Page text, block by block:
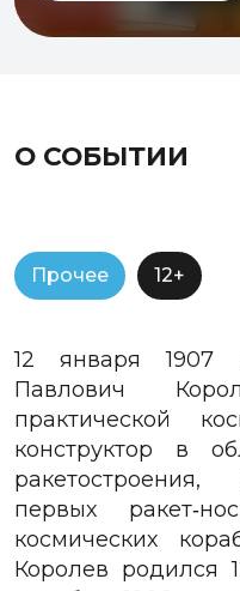
О СОБЫТИИ
Прочее 12+
12 января 1907
Павлович
практической
конструктор в
первых
космических
Королев родился